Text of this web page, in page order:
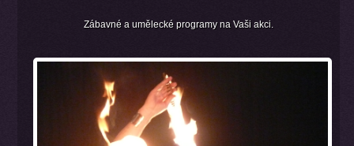
Zábavné a umělecké programy na Vaši akci.